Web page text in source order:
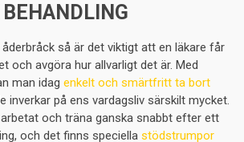
så är det viktigt att en läkare får
och avgöra hur allvarligt det är. Med
man idag enkelt och smärtfritt ta bort
inverkar på ens vardagsliv särskilt mycket.
arbetat och träna ganska snabbt efter ett
och det finns speciella stödstrumpor